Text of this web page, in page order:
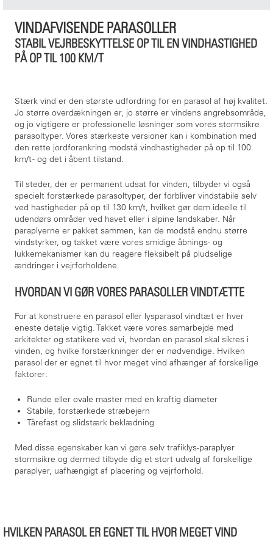
VINDAFVISENDE PARASOLLER
STABIL VEJRBESKYTTELSE OP TIL EN VINDHASTIGHED
PÅ OP TIL 100 KM/T
Stærk vind er den største udfordring for en parasol af høj kvalitet.
Jo større overdækningen er, jo større er vindens angrebsområde,
og jo vigtigere er professionelle løsninger som vores stormsikre
parasoltyper. Vores stærkeste versioner kan i kombination med
den rette jordforankring modstå vindhastigheder på op til 100
km/t - og det i åbent tilstand.
Til steder, der er permanent udsat for vinden, tilbyder vi også
specielt forstærkede parasoltyper, der forbliver vindstabile selv
ved hastigheder på op til 130 km/t, hvilket gør dem ideelle til
udendørs områder ved havet eller i alpine landskaber. Når
paraplyerne er pakket sammen, kan de modstå endnu større
vindstyrker, og takket være vores smidige åbnings- og
lukkemekanismer kan du reagere fleksibelt på pludselige
ændringer i vejrforholdene.
HVORDAN VI GØR VORES PARASOLLER VINDTÆTTE
For at konstruere en parasol eller lysparasol vindtæt er hver
eneste detalje vigtig. Takket være vores samarbejde med
arkitekter og statikere ved vi, hvordan en parasol skal sikres i
vinden, og hvilke forstærkninger der er nødvendige. Hvilken
parasol der er egnet til hvor meget vind afhænger af forskellige
faktorer:
Runde eller ovale master med en kraftig diameter
Stabile, forstærkede stræbejern
Tårefast og slidstærk beklædning
Med disse egenskaber kan vi gøre selv trafiklys-paraplyer
stormsikre og dermed tilbyde dig et stort udvalg af forskellige
paraplyer, uafhængigt af placering og vejrforhold.
HVILKEN PARASOL ER EGNET TIL HVOR MEGET VIND